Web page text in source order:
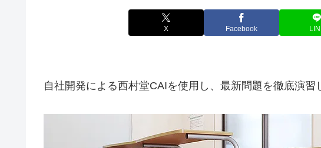
X Facebook
自社開発による西村堂CAIを使用し、最新問題を徹底演習